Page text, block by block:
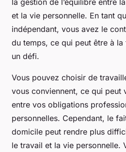
la gestion de l’équilibre entre
et la vie personnelle. En tant
indépendant, vous avez le
du temps, ce qui peut être à
un défi.
Vous pouvez choisir de
vous conviennent, ce qui peut
entre vos obligations
personnelles. Cependant, le
domicile peut rendre plus
le travail et la vie personnelle.